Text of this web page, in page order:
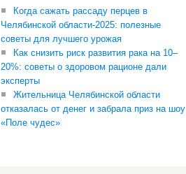
Когда сажать рассаду перцев в
Челябинской области-2025: полезные
советы для лучшего урожая
Как снизить риск развития рака на 10–
20%: советы о здоровом рационе дали
эксперты
Жительница Челябинской области
отказалась от денег и забрала приз на шоу
«Поле чудес»